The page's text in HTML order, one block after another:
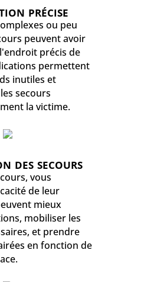
précise
ou peu
peuvent avoir
précis de
permettent
inutiles et
secours
la victime.
des secours
vous
de leur
mieux
mobiliser les
et prendre
en fonction de